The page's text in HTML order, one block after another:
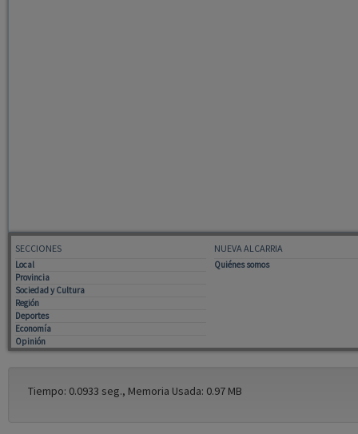
SECCIONES
Local
Provincia
Sociedad y Cultura
Región
Deportes
Economía
Opinión
NUEVA ALCARRIA
Quiénes somos
Tiempo: 0.0933 seg., Memoria Usada: 0.97 MB